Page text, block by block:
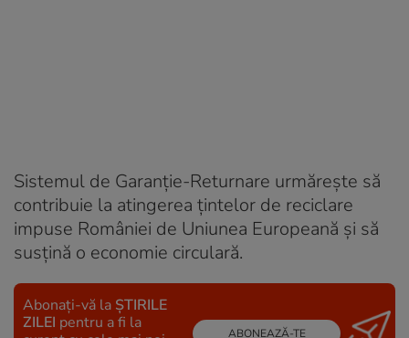
Sistemul de Garanție-Returnare urmărește să
contribuie la atingerea țintelor de reciclare
impuse României de Uniunea Europeană și să
susțină o economie circulară.
Abonați-vă la ȘTIRILE
ZILEI pentru a fi la
ABONEAZĂ-TE